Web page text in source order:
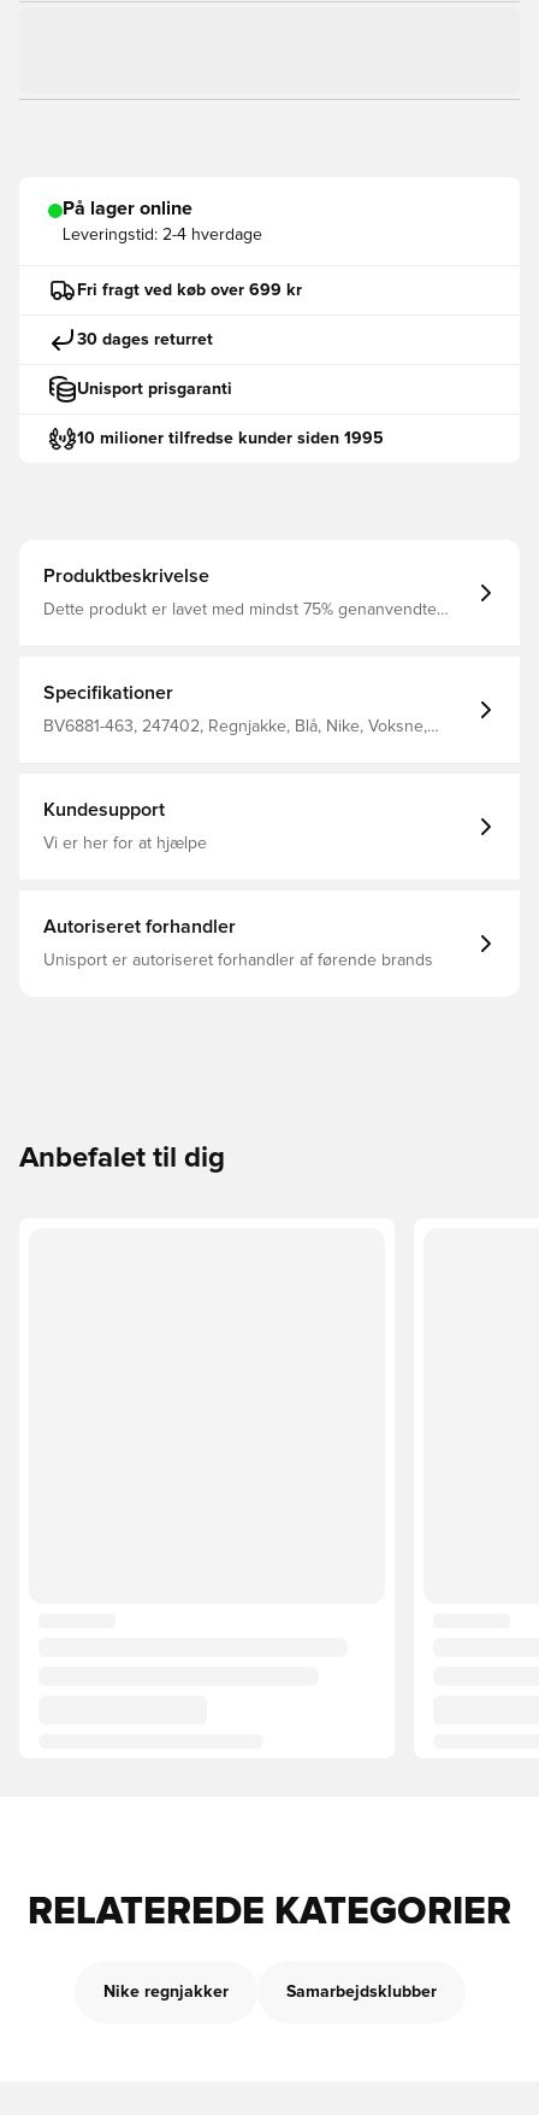
På lager online
Leveringstid: 2-4 hverdage
Fri fragt ved køb over 699 kr
30 dages returret
Unisport prisgaranti
10 milioner tilfredse kunder siden 1995
Produktbeskrivelse
Dette produkt er lavet med mindst 75% genanvendte
siderne, hvilket giver mulighed for opbevaring af
personlige ejendele Overdel med en vandafvisende
finish, som vil holde dig tør i let regn Regular fit
Specifikationer
BV6881-463, 247402, Regnjakke, Blå, Nike, Voksne,
Kundesupport
Vi er her for at hjælpe
Autoriseret forhandler
Unisport er autoriseret forhandler af førende brands
Anbefalet til dig
RELATEREDE KATEGORIER
Nike regnjakker Samarbejdsklubber